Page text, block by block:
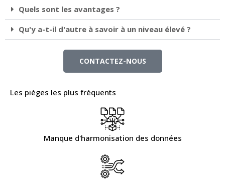
Quels sont les avantages ?
Qu'y a-t-il d'autre à savoir à un niveau élevé ?
CONTACTEZ-NOUS
Les pièges les plus fréquents
Manque d'harmonisation des données